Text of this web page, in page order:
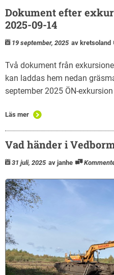
Dokument efter
2025-09-14
19 september, 2025 av kretsoland
Två dokument från
kan laddas hem nedan
september 2025 ÖN-
Läs mer
Vad händer i
31 juli, 2025 av janhe